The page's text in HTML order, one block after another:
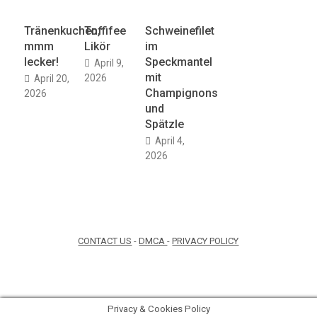
Tränenkuchen,
mmm
lecker!
April 20,
2026
Toffifee
Likör
April 9,
2026
Schweinefilet
im
Speckmantel
mit
Champignons
und
Spätzle
April 4,
2026
CONTACT US -DMCA-PRIVACY POLICY
Privacy & Cookies Policy